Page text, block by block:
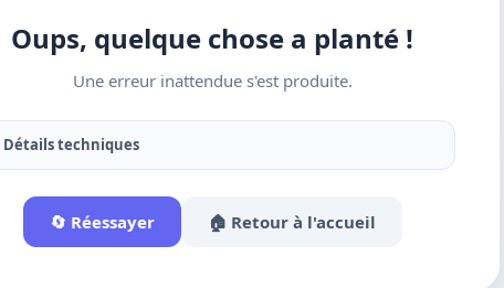
Oups, quelque chose a planté !
Une erreur inattendue s'est produite.
Détails techniques
🔄 Réessayer 🏠 Retour à l'accueil